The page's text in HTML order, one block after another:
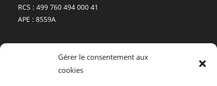
Gérer le consentement aux
cookies
RCS : 499 760 494 000 41
APE : 8559A